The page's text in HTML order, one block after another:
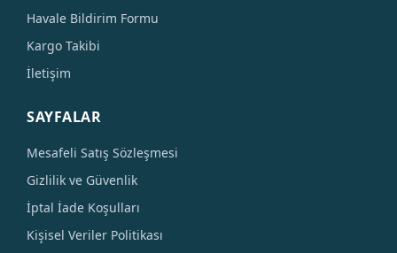
Havale Bildirim Formu
Kargo Takibi
İletişim
SAYFALAR
Mesafeli Satış Sözleşmesi
Gizlilik ve Güvenlik
İptal İade Koşulları
Kişisel Veriler Politikası